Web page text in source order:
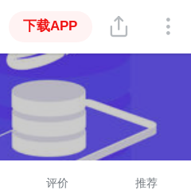
下载APP
评价 推荐